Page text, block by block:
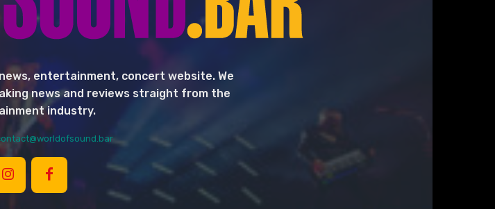
entertainment, concert website. We
news and reviews straight from the
industry.